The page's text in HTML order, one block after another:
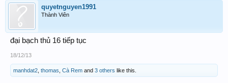
quyetnguyen1991
Thành Viên
đại bạch thủ 16 tiếp tục
18/12/13
manhdat2 thomas Cà Rem and 3 others like this.